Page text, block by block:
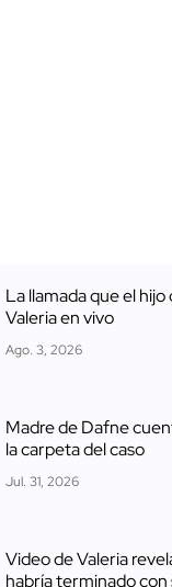
La llamada que el hijo
Valeria en vivo
Ago. 3, 2026
Madre de Dafne
la carpeta del caso
Jul. 31, 2026
Video de Valeria
habría terminado con